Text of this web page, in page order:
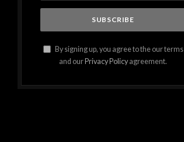
By signing up, you agree to the our terms
and our Privacy Policy agreement.